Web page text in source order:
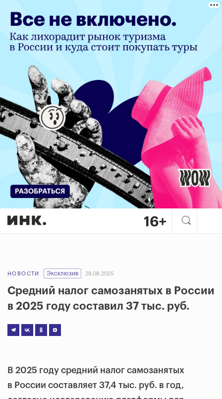
НОВОСТИ Эксклюзив 28.08.2025
Средний налог самозанятых в России
в 2025 году составил 37 тыс. руб.
В 2025 году средний налог самозанятых
в России составляет 37,4 тыс. руб. в год,